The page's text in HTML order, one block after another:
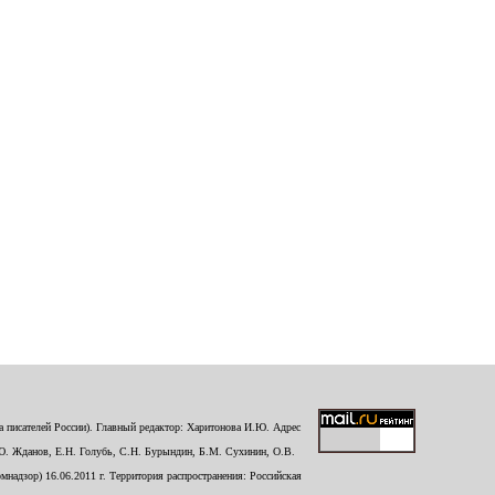
России). Главный редактор: Харитонова И.Ю. Адрес
Жданов, Е.Н. Голубь, С.Н. Бурындин, Б.М. Сухинин, О.В.
16.06.2011 г. Территория распространения: Российская